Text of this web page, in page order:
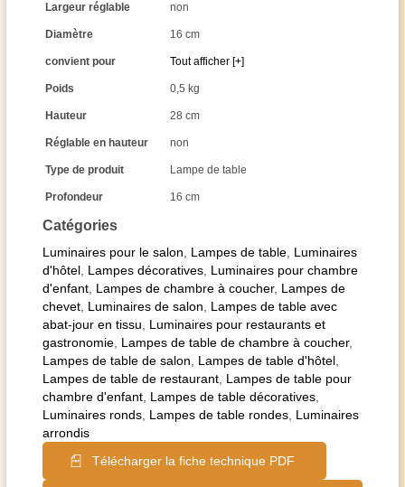
Catégories
Luminaires pour le salon Lampes de table Luminaires
d'hôtel Lampes décoratives Luminaires pour chambre
d'enfant Lampes de chambre à coucher, Lampes de
chevet Luminaires de salon
Lampes de table avec
abat-jour en tissu
Luminaires pour restaurants et
gastronomie Lampes de table de chambre à coucher,
Lampes de table de salon
Lampes de table d'hôtel
Lampes de table de restaurant Lampes de table pour
chambre d'enfant Lampes de table décoratives
Luminaires ronds Lampes de table rondes Luminaires
arrondis
Télécharger la fiche technique PDF
Largeur réglable non
Diamètre 16 cm
convient pour Tout afficher [+]
Poids 0,5 kg
Hauteur 28 cm
Réglable en hauteur non
Type de produit Lampe de table
Profondeur 16 cm